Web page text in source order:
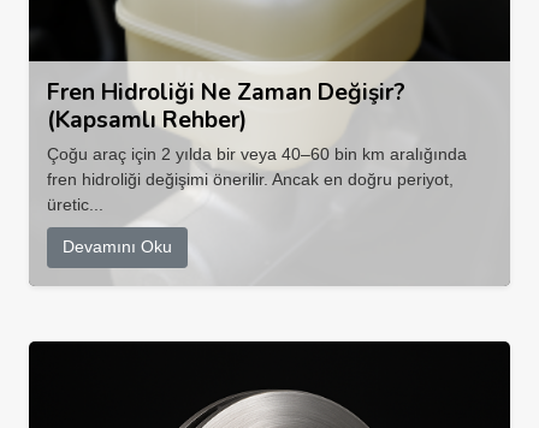
Fren Hidroliği Ne Zaman Değişir?
(Kapsamlı Rehber)
Çoğu araç için 2 yılda bir veya 40–60 bin km aralığında
fren hidroliği değişimi önerilir. Ancak en doğru periyot,
üretic...
Devamını Oku